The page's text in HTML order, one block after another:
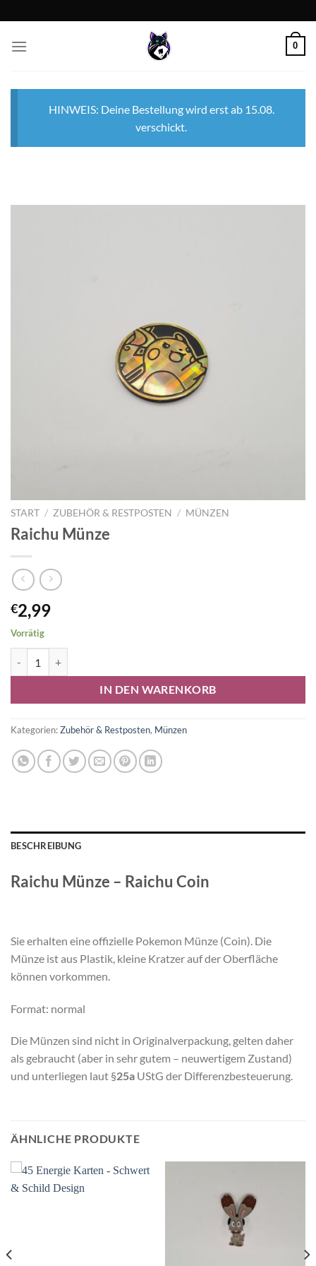
Inhalt
springen
0
HINWEIS: Deine Bestellung wird erst ab 15.08.
verschickt.
START / ZUBEHÖR & RESTPOSTEN / MÜNZEN
Raichu Münze
€2,99
Vorrätig
IN DEN WARENKORB
Kategorien:Zubehör & Restposten, Münzen
BESCHREIBUNG
Raichu Münze – Raichu Coin
Sie erhalten eine offizielle Pokemon Münze (Coin). Die
Münze ist aus Plastik, kleine Kratzer auf der Oberfläche
können vorkommen.
Format: normal
Die Münzen sind nicht in Originalverpackung, gelten daher
als gebraucht (aber in sehr gutem – neuwertigem Zustand)
und unterliegen laut §25a UStG der Differenzbesteuerung.
ÄHNLICHE PRODUKTE